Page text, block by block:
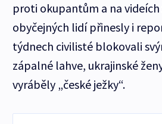
proti okupantům a na
obyčejných lidí přinesly i
týdnech civilisté blokovali
zápalné lahve, ukrajinské
vyráběly „české ježky“.